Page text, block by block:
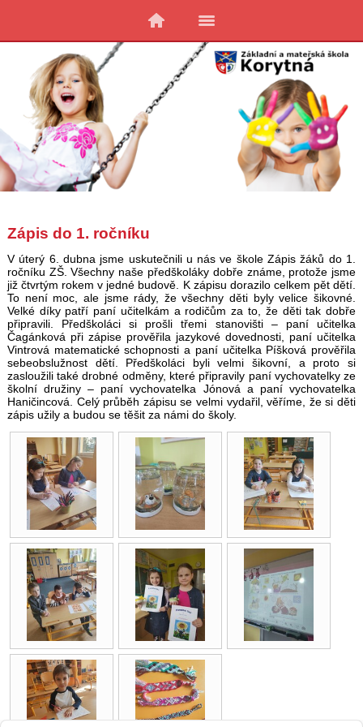
Zápis do 1. ročníku
V úterý 6. dubna jsme uskutečnili u nás ve škole Zápis žáků do 1.
ročníku ZŠ. Všechny naše předškoláky dobře známe, protože jsme
již čtvrtým rokem v jedné budově. K zápisu dorazilo celkem pět dětí.
To není moc, ale jsme rády, že všechny děti byly velice šikovné.
Velké díky patří paní učitelkám a rodičům za to, že děti tak dobře
připravili. Předškoláci si prošli třemi stanovišti – paní učitelka
Čagánková při zápise prověřila jazykové dovednosti, paní učitelka
Vintrová matematické schopnosti a paní učitelka Píšková prověřila
sebeobslužnost dětí. Předškoláci byli velmi šikovní, a proto si
zasloužili také drobné odměny, které připravily paní vychovatelky ze
školní družiny – paní vychovatelka Jónová a paní vychovatelka
Haničincová. Celý průběh zápisu se velmi vydařil, věříme, že si děti
zápis užily a budou se těšit za námi do školy.